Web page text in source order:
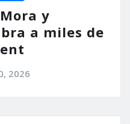
y
a miles de
2026